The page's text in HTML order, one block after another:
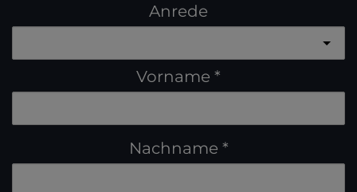
Anrede
Vorname
Nachname